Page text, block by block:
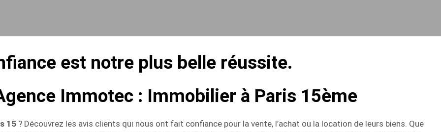
est notre plus belle réussite.
Immotec : Immobilier à Paris 15ème
15? Découvrez les avis clients qui nous ont fait confiance pour la vente, l’achat ou la location de leurs biens. Que